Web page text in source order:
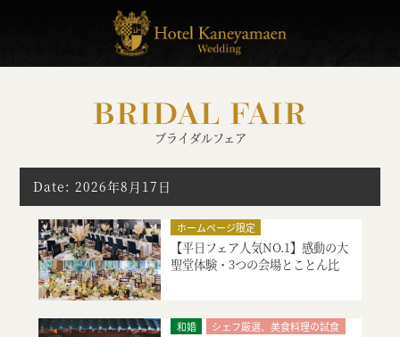
BRIDAL FAIR
ブライダルフェア
Date: 2026年8月17日
ホームページ限定
シェフ厳選、美食料理の試食
絶品スイーツ試食
大聖堂挙式
会場コーディネート
見積り相談会
【平日フェア人気NO.1】感動の大
聖堂体験・3つの会場とことん比
和婚
シェフ厳選、美食料理の試食